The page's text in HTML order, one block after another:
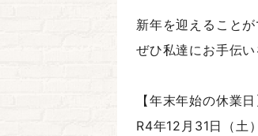
新年を迎えることが
ぜひ私達にお手伝い
【年末年始の休業日
R4年12月31日（土